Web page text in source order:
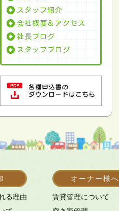
スタッフ紹介
会社概要＆アクセス
社長ブログ
スタッフブログ
る理由
オーナー様へ
賃貸管理について